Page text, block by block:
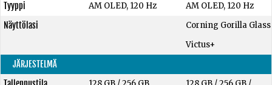
Tyyppi
AM OLED, 120 Hz
AM OLED, 120 Hz
Näyttölasi
Corning Gorilla Glass
Victus+
JÄRJESTELMÄ